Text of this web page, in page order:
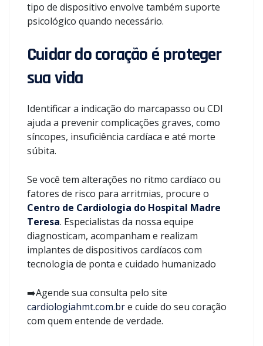
tipo de dispositivo envolve também suporte
psicológico quando necessário.
Cuidar do coração é proteger
sua vida
Identificar a indicação do marcapasso ou CDI
ajuda a prevenir complicações graves, como
síncopes, insuficiência cardíaca e até morte
súbita.
Se você tem alterações no ritmo cardíaco ou
fatores de risco para arritmias, procure o
Centro de Cardiologia do Hospital Madre
Teresa. Especialistas da nossa equipe
diagnosticam, acompanham e realizam
implantes de dispositivos cardíacos com
tecnologia de ponta e cuidado humanizado
➡️Agende sua consulta pelo site
cardiologiahmt.com.bre cuide do seu coração
com quem entende de verdade.